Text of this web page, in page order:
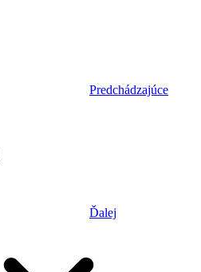
Predchádzajúce
Ďalej